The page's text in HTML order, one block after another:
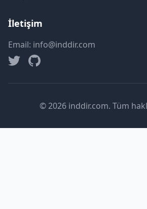
İletişim
Email: info@inddir.com
© 2026 inddir.com. Tüm